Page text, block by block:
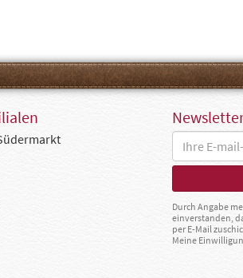
Durch Angabe
einverstanden,
per E-Mail
Meine